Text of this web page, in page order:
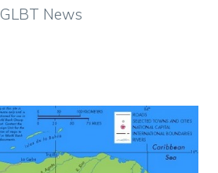
GLBT News